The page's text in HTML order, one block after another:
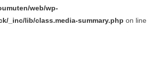
web/wp-
_inc/lib/class.media-summary.php on line